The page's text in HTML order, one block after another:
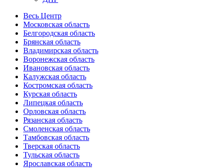
Весь Центр
Московская область
Белгородская область
Брянская область
Владимирская область
Воронежская область
Ивановская область
Калужская область
Костромская область
Курская область
Липецкая область
Орловская область
Рязанская область
Смоленская область
Тамбовская область
Тверская область
Тульская область
Ярославская область